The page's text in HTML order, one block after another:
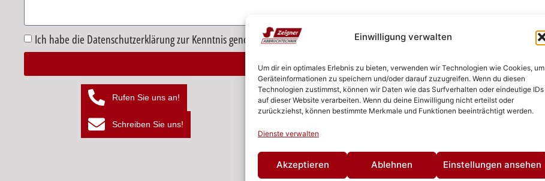
Einwilligung verwalten
Um dir ein optimales Erlebnis zu bieten, verwenden wir Technologien wie Cookies, um
Geräteinformationen zu speichern und/oder darauf zuzugreifen. Wenn du diesen
Technologien zustimmst, können wir Daten wie das Surfverhalten oder eindeutige IDs
auf dieser Website verarbeiten. Wenn du deine Einwilligung nicht erteilst oder
zurückziehst, können bestimmte Merkmale und Funktionen beeinträchtigt werden.
Dienste verwalten
Akzeptieren Ablehnen Einstellungen ansehen
Ich habe die Datenschutzerklärung zur Kenntnis genommen.*
SENDEN
ZURÜCK
Rufen Sie uns an!
Schreiben Sie uns!